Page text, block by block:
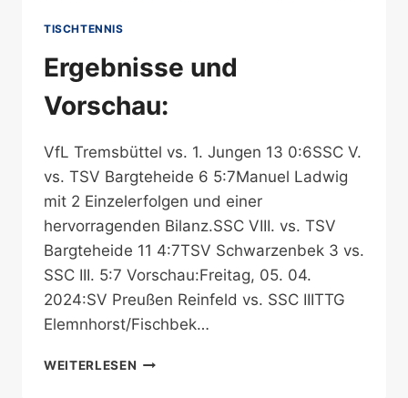
TISCHTENNIS
Ergebnisse und
Vorschau:
VfL Tremsbüttel vs. 1. Jungen 13 0:6SSC V.
vs. TSV Bargteheide 6 5:7Manuel Ladwig
mit 2 Einzelerfolgen und einer
hervorragenden Bilanz.SSC VIII. vs. TSV
Bargteheide 11 4:7TSV Schwarzenbek 3 vs.
SSC III. 5:7 Vorschau:Freitag, 05. 04.
2024:SV Preußen Reinfeld vs. SSC IIITTG
Elemnhorst/Fischbek…
WEITERLESEN ERGEBNISSE